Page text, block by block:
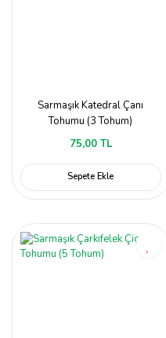
Sarmaşık Katedral Çanı
Tohumu (3 Tohum)
75,00 TL
Sepete Ekle